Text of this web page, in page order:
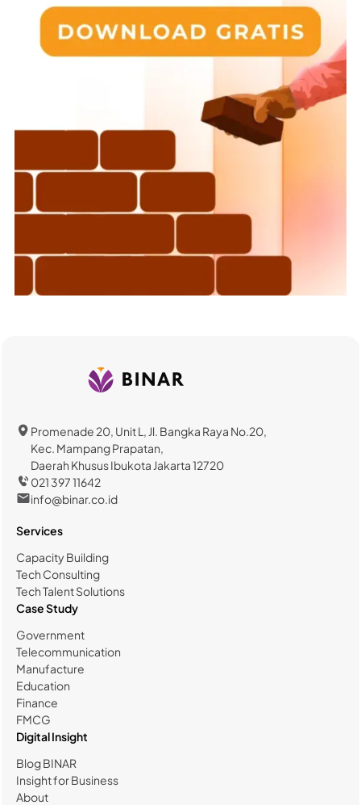
Promenade 20, Unit L, Jl. Bangka Raya No.20,
Kec. Mampang Prapatan,
Daerah Khusus Ibukota Jakarta 12720
021 397 11642
info@binar.co.id
Services
Capacity Building
Tech Consulting
Tech Talent Solutions
Case Study
Government
Telecommunication
Manufacture
Education
Finance
FMCG
Digital Insight
Blog BINAR
Insight for Business
About